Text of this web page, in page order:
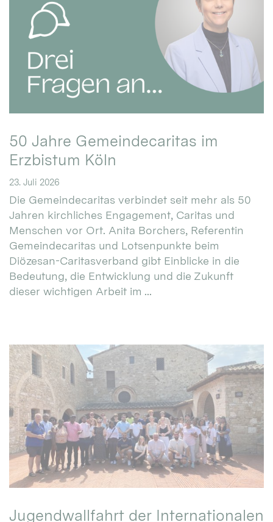
50 Jahre Gemeindecaritas im
Erzbistum Köln
23. Juli 2026
Die Gemeindecaritas verbindet seit mehr als 50
Jahren kirchliches Engagement, Caritas und
Menschen vor Ort. Anita Borchers, Referentin
Gemeindecaritas und Lotsenpunkte beim
Diözesan-Caritasverband gibt Einblicke in die
Bedeutung, die Entwicklung und die Zukunft
dieser wichtigen Arbeit im ...
Jugendwallfahrt der Internationalen